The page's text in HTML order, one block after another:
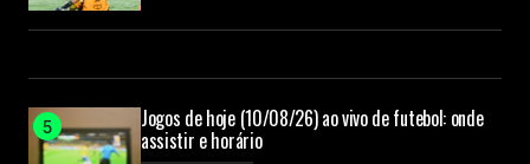
Jogos de hoje (10/08/26) ao vivo de futebol: onde
assistir e horário